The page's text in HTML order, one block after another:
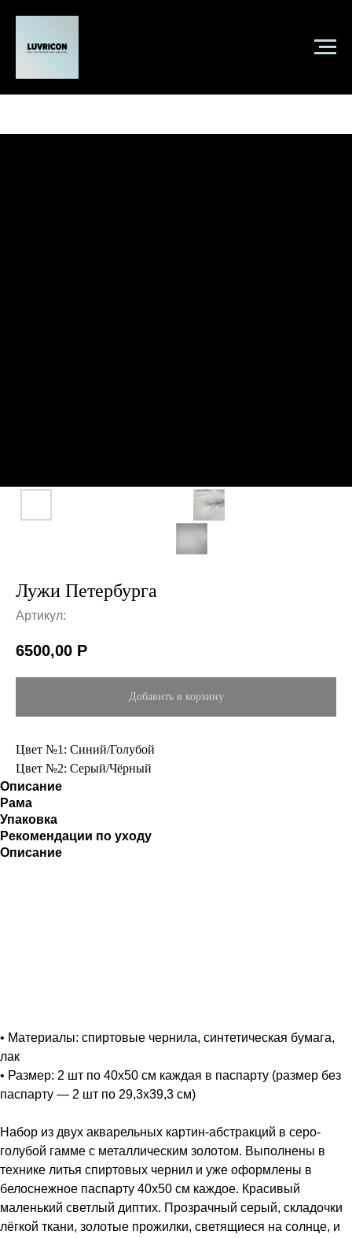
Лужи Петербурга
Артикул:
6500,00 Р
Добавить в корзину
Цвет №1: Синий/Голубой
Цвет №2: Серый/Чёрный
Описание
Рама
Упаковка
Рекомендации по уходу
Описание
• Материалы: спиртовые чернила, синтетическая бумага,
лак
• Размер: 2 шт по 40х50 см каждая в паспарту (размер без
паспарту — 2 шт по 29,3х39,3 см)
Набор из двух акварельных картин-абстракций в серо-
голубой гамме с металлическим золотом. Выполнены в
технике литья спиртовых чернил и уже оформлены в
белоснежное паспарту 40х50 см каждое. Красивый
маленький светлый диптих. Прозрачный серый, складочки
лёгкой ткани, золотые прожилки, светящиеся на солнце, и